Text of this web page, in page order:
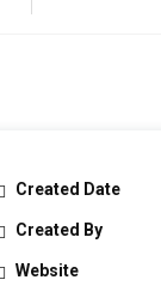
Created Date
Created By
Website